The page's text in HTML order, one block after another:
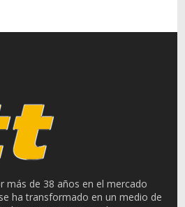
más de 38 años en el mercado
ha transformado en un medio de